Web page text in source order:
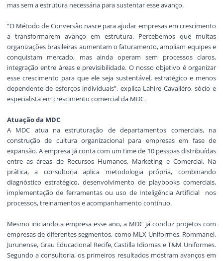
mas sem a estrutura necessária para sustentar esse avanço.
“O Método de Conversão nasce para ajudar empresas em crescimento
a transformarem avanço em estrutura. Percebemos que muitas
organizações brasileiras aumentam o faturamento, ampliam equipes e
conquistam mercado, mas ainda operam sem processos claros,
integração entre áreas e previsibilidade. O nosso objetivo é organizar
esse crescimento para que ele seja sustentável, estratégico e menos
dependente de esforços individuais”, explica Lahire Cavalléro, sócio e
especialista em crescimento comercial da MDC.
Atuação da MDC
A MDC atua na estruturação de departamentos comerciais, na
construção de cultura organizacional para empresas em fase de
expansão. A empresa já conta com um time de 10 pessoas distribuídas
entre as áreas de Recursos Humanos, Marketing e Comercial. Na
prática, a consultoria aplica metodologia própria, combinando
diagnóstico estratégico, desenvolvimento de playbooks comerciais,
implementação de ferramentas ou uso de Inteligência Artificial nos
processos, treinamentos e acompanhamento contínuo.
Mesmo iniciando a empresa esse ano, a MDC já conduz projetos com
empresas de diferentes segmentos, como MLX Uniformes, Rommanel,
Jurunense, Grau Educacional Recife, Castilla Idiomas e T&M Uniformes.
Segundo a consultoria, os primeiros resultados mostram avanços em